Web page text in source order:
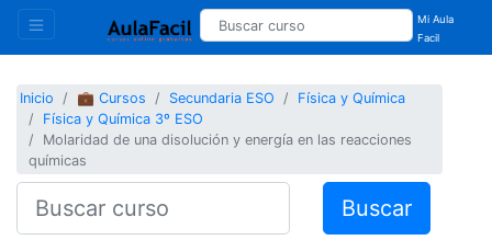
Mi Aula
Facil
Inicio 💼 Cursos Secundaria ESO
Física y Química
Física y Química 3º ESO
Molaridad de una disolución y energía en las reacciones
químicas
Buscar